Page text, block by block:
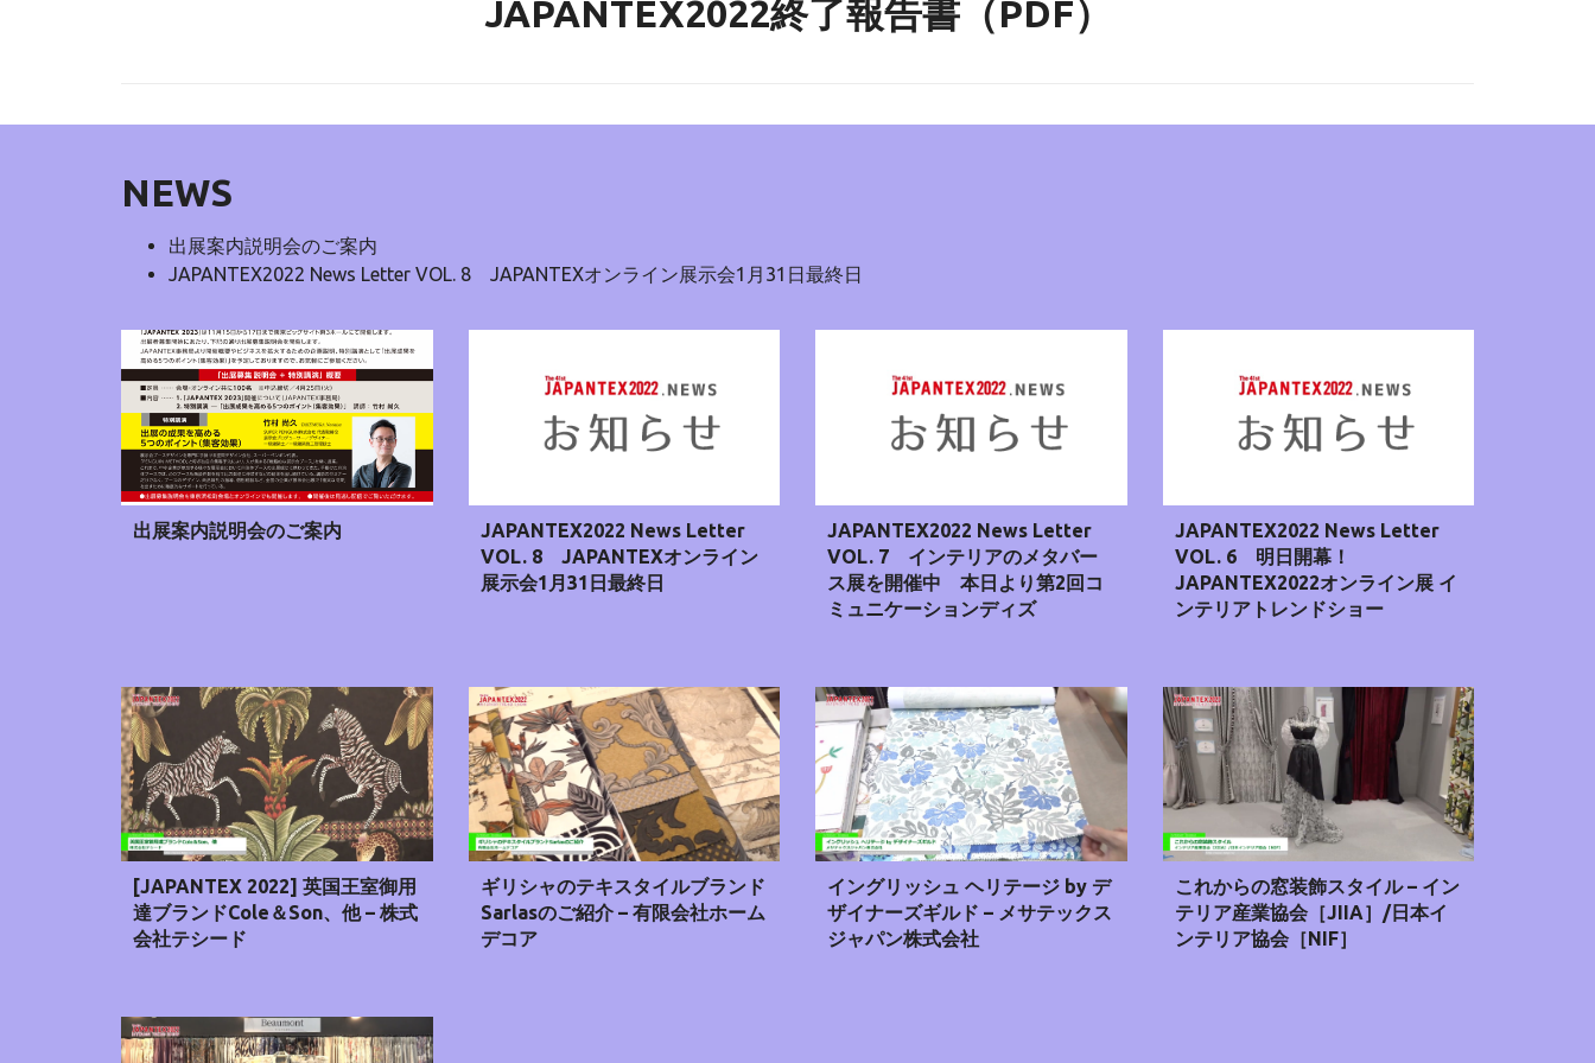
JAPANTEX2022終了報告書（PDF）
NEWS
出展案内説明会のご案内
JAPANTEX2022 News Letter VOL. 8 JAPANTEXオンライン展示会1月31日最終日
出展案内説明会のご案内
JAPANTEX2022 News Letter
VOL. 8 JAPANTEXオンライン
展示会1月31日最終日
JAPANTEX2022 News Letter
VOL. 7 インテリアのメタバー
ス展を開催中 本日より第2回コ
ミュニケーションディズ
JAPANTEX2022 News Letter
VOL. 6 明日開幕！
JAPANTEX2022オンライン展 イ
ンテリアトレンドショー
[JAPANTEX 2022] 英国王室御用
達ブランドCole＆Son、他 – 株式
会社テシード
ギリシャのテキスタイルブランド
Sarlasのご紹介 – 有限会社ホーム
デコア
イングリッシュ ヘリテージ by デ
ザイナーズギルド – メサテックス
ジャパン株式会社
これからの窓装飾スタイル – イン
テリア産業協会［JIIA］/日本イ
ンテリア協会［NIF］